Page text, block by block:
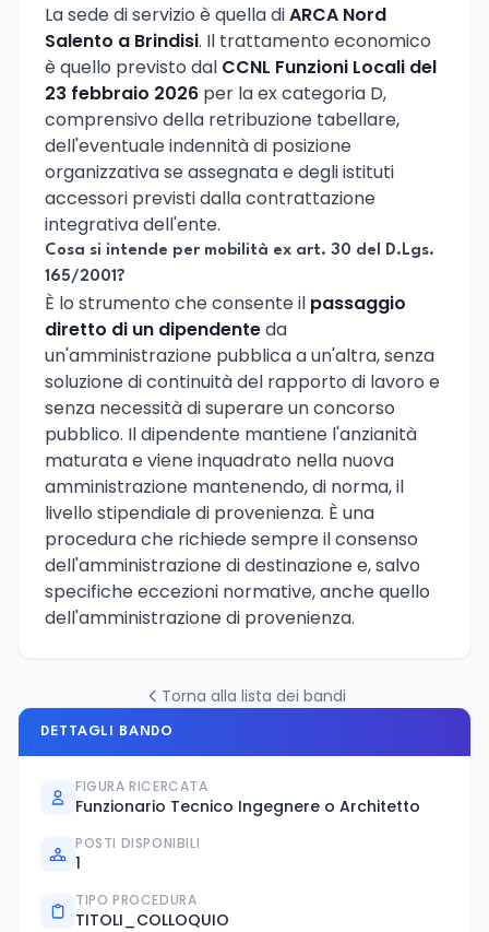
La sede di servizio è quella diARCA Nord
Salento a Brindisi. Il trattamento economico
è quello previsto dal CCNL Funzioni Locali del
23 febbraio 2026 per la ex categoria D,
comprensivo della retribuzione tabellare,
dell'eventuale indennità di posizione
organizzativa se assegnata e degli istituti
accessori previsti dalla contrattazione
integrativa dell'ente.
Cosa si intende per mobilità ex art. 30 del D.Lgs.
165/2001?
È lo strumento che consente il passaggio
diretto di un dipendenteda
un'amministrazione pubblica a un'altra, senza
soluzione di continuità del rapporto di lavoro e
senza necessità di superare un concorso
pubblico. Il dipendente mantiene l'anzianità
maturata e viene inquadrato nella nuova
amministrazione mantenendo, di norma, il
livello stipendiale di provenienza. È una
procedura che richiede sempre il consenso
dell'amministrazione di destinazione e, salvo
specifiche eccezioni normative, anche quello
dell'amministrazione di provenienza.
Torna alla lista dei bandi
DETTAGLI BANDO
FIGURA RICERCATA
Funzionario Tecnico Ingegnere o Architetto
POSTI DISPONIBILI
1
TIPO PROCEDURA
TITOLI_COLLOQUIO